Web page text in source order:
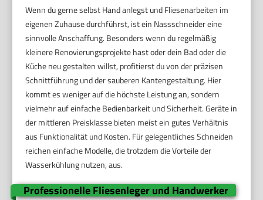
Wenn du gerne selbst Hand anlegst und Fliesenarbeiten im
eigenen Zuhause durchführst, ist ein Nassschneider eine
sinnvolle Anschaffung. Besonders wenn du regelmäßig
kleinere Renovierungsprojekte hast oder dein Bad oder die
Küche neu gestalten willst, profitierst du von der präzisen
Schnittführung und der sauberen Kantengestaltung. Hier
kommt es weniger auf die höchste Leistung an, sondern
vielmehr auf einfache Bedienbarkeit und Sicherheit. Geräte in
der mittleren Preisklasse bieten meist ein gutes Verhältnis
aus Funktionalität und Kosten. Für gelegentliches Schneiden
reichen einfache Modelle, die trotzdem die Vorteile der
Wasserkühlung nutzen, aus.
Professionelle Fliesenleger und Handwerker